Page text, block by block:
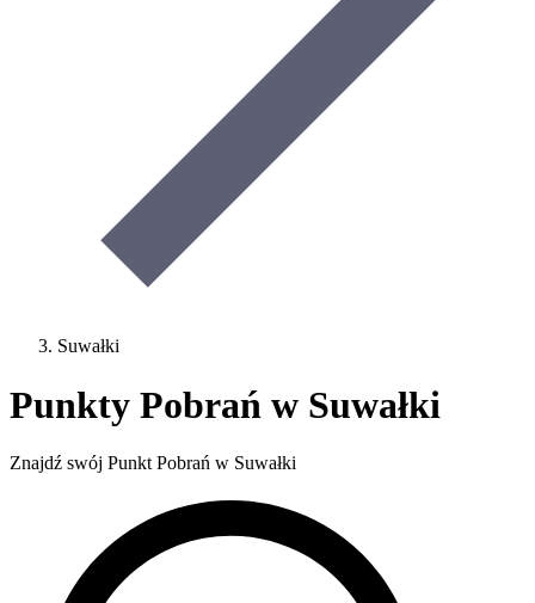
Suwałki
Punkty Pobrań w Suwałki
Znajdź swój Punkt Pobrań w Suwałki